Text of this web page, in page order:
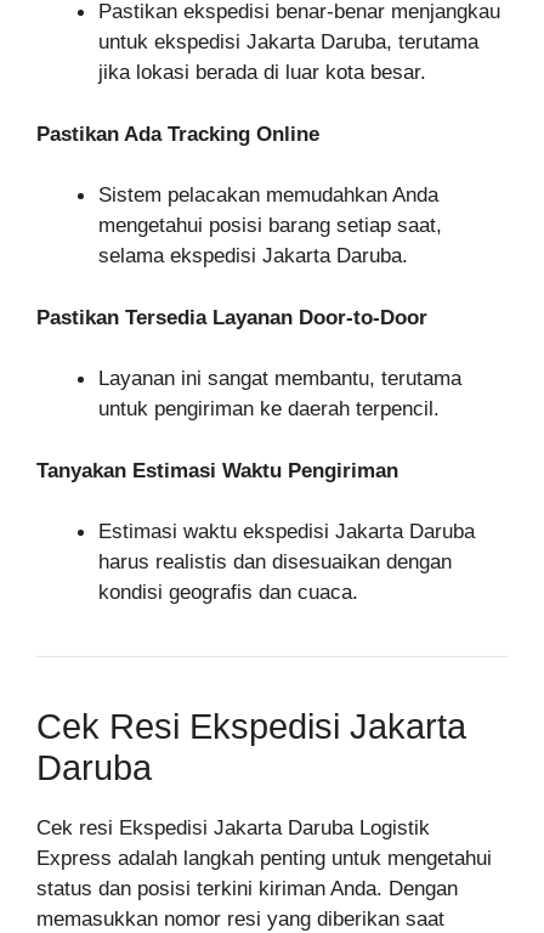
Pastikan ekspedisi benar-benar menjangkau
untuk ekspedisi Jakarta Daruba, terutama
jika lokasi berada di luar kota besar.
Pastikan Ada Tracking Online
Sistem pelacakan memudahkan Anda
mengetahui posisi barang setiap saat,
selama ekspedisi Jakarta Daruba.
Pastikan Tersedia Layanan Door-to-Door
Layanan ini sangat membantu, terutama
untuk pengiriman ke daerah terpencil.
Tanyakan Estimasi Waktu Pengiriman
Estimasi waktu ekspedisi Jakarta Daruba
harus realistis dan disesuaikan dengan
kondisi geografis dan cuaca.
Cek Resi Ekspedisi Jakarta
Daruba
Cek resi Ekspedisi Jakarta Daruba Logistik
Express adalah langkah penting untuk mengetahui
status dan posisi terkini kiriman Anda. Dengan
memasukkan nomor resi yang diberikan saat